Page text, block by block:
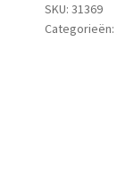
SKU:31369
Categorieën: